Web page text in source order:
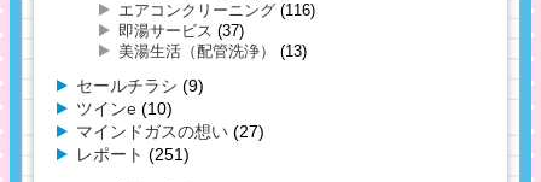
エアコンクリーニング (116)
即湯サービス (37)
美湯生活（配管洗浄）
(13)
セールチラシ (9)
ツインe (10)
マインドガスの想い (27)
レポート (251)